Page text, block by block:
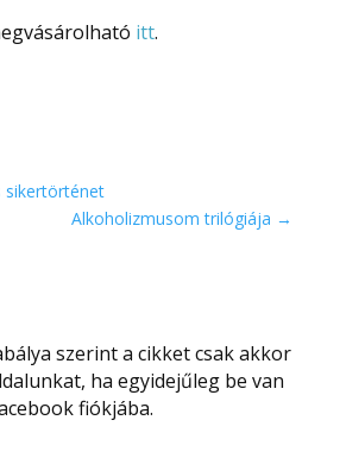
itt.
sikertörténet
Alkoholizmusom trilógiája →
szerint a cikket csak akkor
ha egyidejűleg be van
fiókjába.